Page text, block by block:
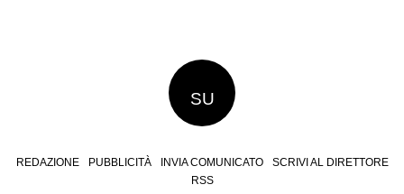
SU
REDAZIONE PUBBLICITÀ INVIA COMUNICATO
SCRIVI AL DIRETTORE
RSS